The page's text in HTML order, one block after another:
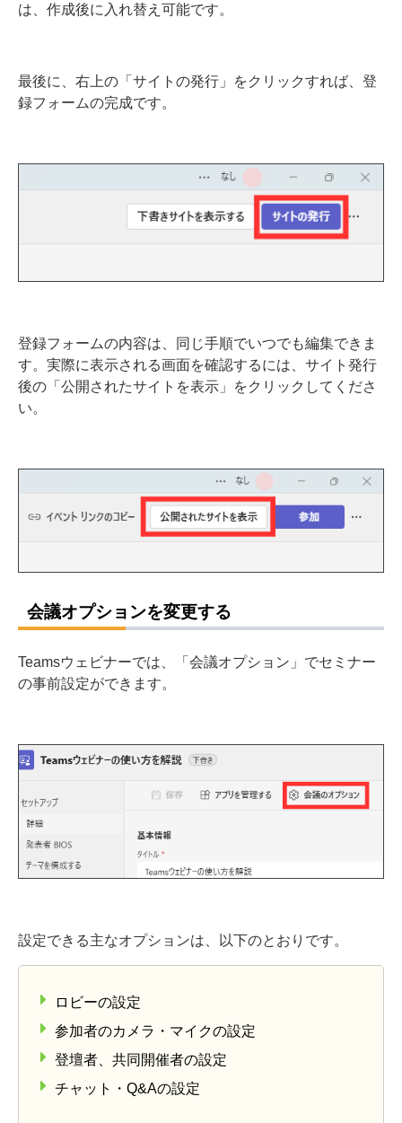
は、作成後に入れ替え可能です。
最後に、右上の「サイトの発行」をクリックすれば、登
録フォームの完成です。
登録フォームの内容は、同じ手順でいつでも編集できま
す。実際に表示される画面を確認するには、サイト発行
後の「公開されたサイトを表示」をクリックしてくださ
い。
会議オプションを変更する
Teamsウェビナーでは、「会議オプション」でセミナー
の事前設定ができます。
設定できる主なオプションは、以下のとおりです。
ロビーの設定
参加者のカメラ・マイクの設定
登壇者、共同開催者の設定
チャット・Q&Aの設定